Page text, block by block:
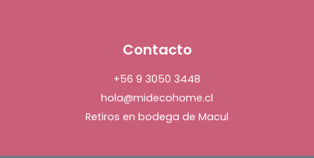
Contacto
+56 9 3050 3448
hola@midecohome.cl
Retiros en bodega de Macul